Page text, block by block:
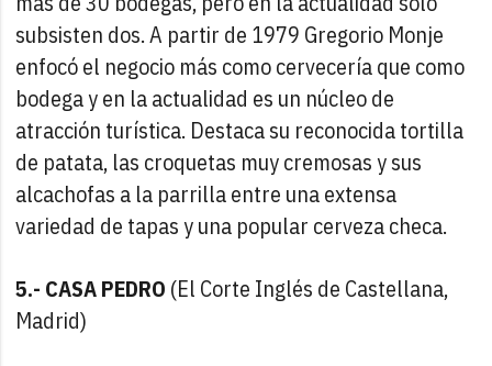
subsisten dos. A partir de 1979 Gregorio Monje
enfocó el negocio más como cervecería que como
bodega y en la actualidad es un núcleo de
atracción turística. Destaca su reconocida tortilla
de patata, las croquetas muy cremosas y sus
alcachofas a la parrilla entre una extensa
variedad de tapas y una popular cerveza checa.
5.- CASA PEDRO (El Corte Inglés de Castellana,
Madrid)